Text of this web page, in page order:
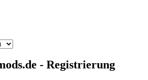
- Registrierung